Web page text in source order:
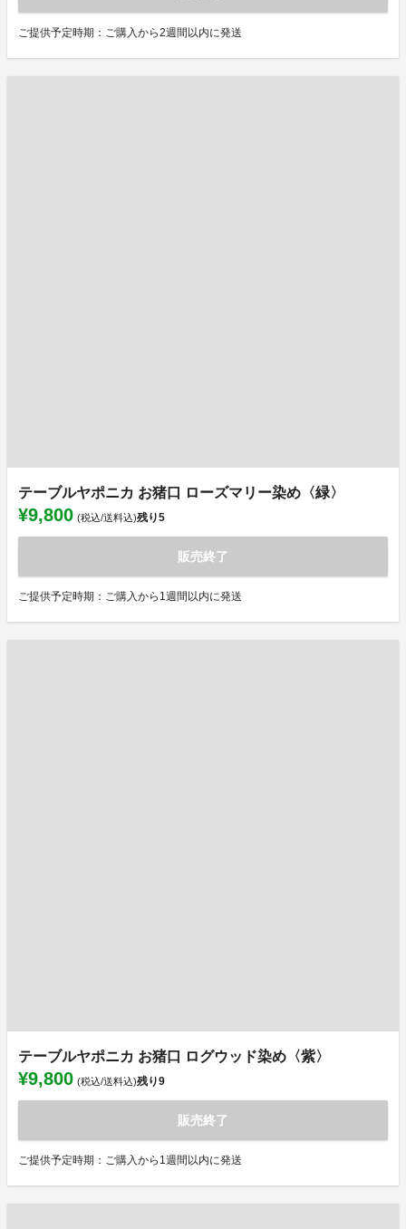
ご提供予定時期：ご購入から2週間以内に発送
テーブルヤポニカ お猪口 ローズマリー染め〈緑〉
¥9,800 (税込/送料込)残り5
販売終了
ご提供予定時期：ご購入から1週間以内に発送
テーブルヤポニカ お猪口 ログウッド染め〈紫〉
¥9,800 (税込/送料込)残り9
販売終了
ご提供予定時期：ご購入から1週間以内に発送